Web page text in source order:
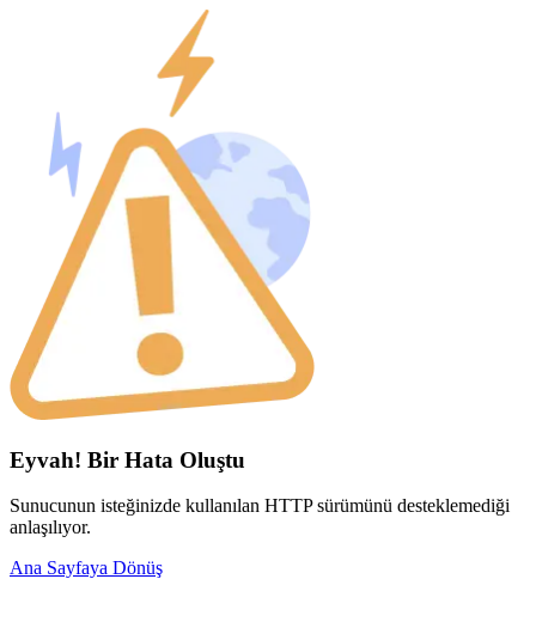
Eyvah! Bir Hata Oluştu
Sunucunun isteğinizde kullanılan HTTP sürümünü desteklemediği
anlaşılıyor.
Ana Sayfaya Dönüş